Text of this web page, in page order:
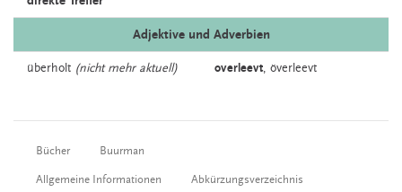
Adjektive und Adverbien
überholt (nicht mehr aktuell) overleevt, överleevt
Bücher Buurman
Allgemeine Informationen
Abkürzungsverzeichnis